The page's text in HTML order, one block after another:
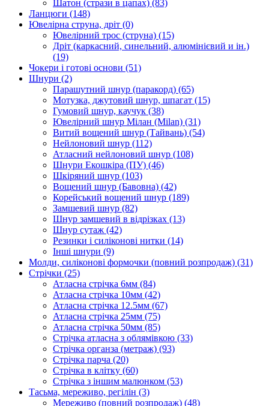
Шатон (стрази в цапах) (83)
Ланцюги (148)
Ювелірна струна, дріт (0)
Ювелірний трос (струна) (15)
Дріт (каркасний, синельний, алюмінієвий и ін.)
(19)
Чокери і готові основи (51)
Шнури (2)
Парашутний шнур (паракорд) (65)
Мотузка, джутовий шнур, шпагат (15)
Гумовий шнур, каучук (38)
Ювелірний шнур Мілан (Milan) (31)
Витий вощений шнур (Тайвань) (54)
Нейлоновий шнур (112)
Атласний нейлоновий шнур (108)
Шнури Екошкіра (ПУ) (46)
Шкіряний шнур (103)
Вощений шнур (Бавовна) (42)
Корейський вощений шнур (189)
Замшевий шнур (82)
Шнур замшевий в відрізках (13)
Шнур сутаж (42)
Резинки і силіконові нитки (14)
Інші шнури (9)
Молди, силіконові формочки (повний розпродаж) (31)
Стрічки (25)
Атласна стрічка 6мм (84)
Атласна стрічка 10мм (42)
Атласна стрічка 12.5мм (67)
Атласна стрічка 25мм (75)
Атласна стрічка 50мм (85)
Стрічка атласна з облямівкою (33)
Стрічка органза (метраж) (93)
Стрічка парча (20)
Стрічка в клітку (60)
Стрічка з іншим малюнком (53)
Тасьма, мереживо, регілін (3)
Мереживо (повний розпродаж) (48)